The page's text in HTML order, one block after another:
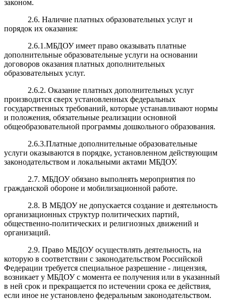
законом.
2.6. Наличие платных образовательных услуг и
порядок их оказания:
2.6.1.МБДОУ имеет право оказывать платные
дополнительные образовательные услуги на основании
договоров оказания платных дополнительных
образовательных услуг.
2.6.2. Оказание платных дополнительных услуг
производится сверх установленных федеральных
государственных требований, которые устанавливают нормы
и положения, обязательные реализации основной
общеобразовательной программы дошкольного образования.
2.6.3.Платные дополнительные образовательные
услуги оказываются в порядке, установленном действующим
законодательством и локальными актами МБДОУ.
2.7. МБДОУ обязано выполнять мероприятия по
гражданской обороне и мобилизационной работе.
2.8. В МБДОУ не допускается создание и деятельность
организационных структур политических партий,
общественно-политических и религиозных движений и
организаций.
2.9. Право МБДОУ осуществлять деятельность, на
которую в соответствии с законодательством Российской
Федерации требуется специальное разрешение - лицензия,
возникает у МБДОУ с момента ее получения или в указанный
в ней срок и прекращается по истечении срока ее действия,
если иное не установлено федеральным законодательством.